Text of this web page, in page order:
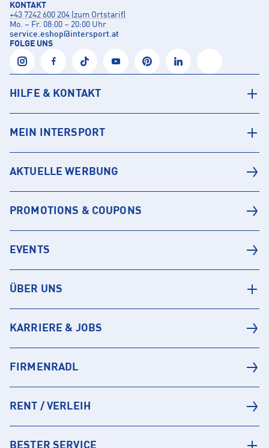
KONTAKT
+43 7242 600 204 (zum Ortstarif)
Mo. – Fr. 08:00 – 20:00 Uhr
service.eshop@intersport.at
FOLGE UNS
HILFE & KONTAKT
MEIN INTERSPORT
AKTUELLE WERBUNG
PROMOTIONS & COUPONS
EVENTS
ÜBER UNS
KARRIERE & JOBS
FIRMENRADL
RENT / VERLEIH
BESTER SERVICE